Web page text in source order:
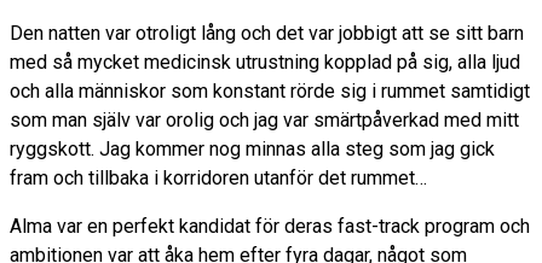
Den natten var otroligt lång och det var jobbigt att se sitt barn
med så mycket medicinsk utrustning kopplad på sig, alla ljud
och alla människor som konstant rörde sig i rummet samtidigt
som man själv var orolig och jag var smärtpåverkad med mitt
ryggskott. Jag kommer nog minnas alla steg som jag gick
fram och tillbaka i korridoren utanför det rummet…
Alma var en perfekt kandidat för deras fast-track program och
ambitionen var att åka hem efter fyra dagar, något som